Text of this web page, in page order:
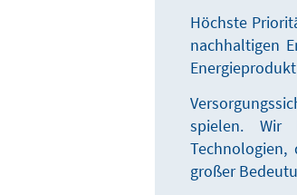
Höchste
nachhaltigen
spielen. Wir
großer